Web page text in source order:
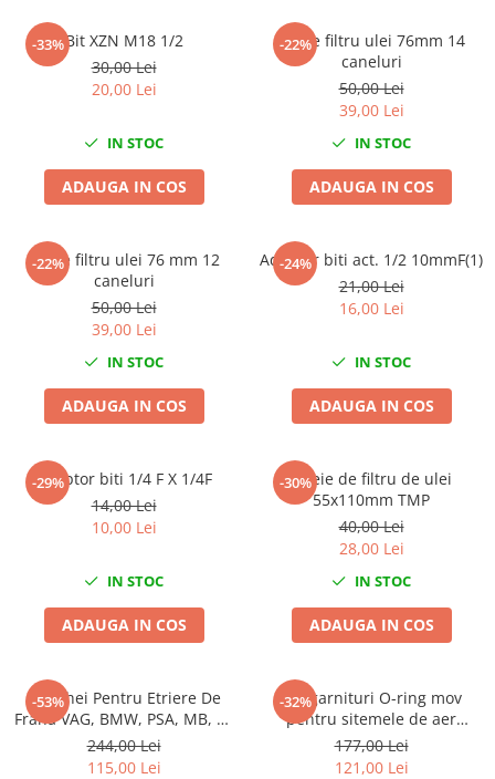
Gresoare
Reparat Filete
Scule Electrice
Aparate de spalat cu presiune
Aspiratoare industriale
Lampi si Lanterne
Masini de polishat
Pistoale aer cald
Pistoale de lipit
Pistoale electrice de impact
Polizoare unghiulare
Rindele
Slefuitoare electrice
Alfa romeo
Chevrolet
Chrysler
Citroen
Fiat
Ford
-33%Bit XZN M18 1/2
30,00 Lei
20,00 Lei
IN STOC
ADAUGA IN COS
-22%
Cheie filtru ulei 76mm 14
caneluri
50,00 Lei
39,00 Lei
IN STOC
ADAUGA IN COS
-22%
Cheie filtru ulei 76 mm 12
caneluri
50,00 Lei
39,00 Lei
IN STOC
ADAUGA IN COS
-24%
Adaptor biti act. 1/2 10mmF(1)
21,00 Lei
16,00 Lei
IN STOC
ADAUGA IN COS
-29%
Adaptor biti 1/4 F X 1/4F
14,00 Lei
10,00 Lei
IN STOC
ADAUGA IN COS
-30%
Cheie de filtru de ulei
55x110mm TMP
40,00 Lei
28,00 Lei
IN STOC
ADAUGA IN COS
-53%
Set Chei Pentru Etriere De
Frana VAG, BMW, PSA, MB, 11
piese
244,00 Lei
115,00 Lei
-32%
Set garnituri O-ring mov
pentru sitemele de aer
conditionat sau clima 265
piese
177,00 Lei
121,00 Lei